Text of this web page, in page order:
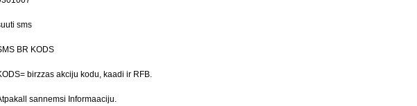
sms
BR KODS
birzzas akciju kodu, kaadi ir RFB.
sannemsi Informaaciju.